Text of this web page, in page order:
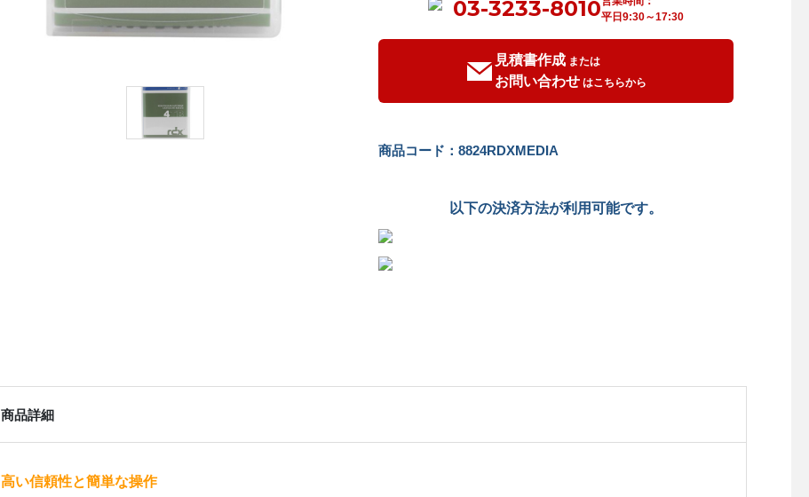
03-3233-8010平日9:30～17:30
見積書作成 または
お問い合わせ はこちらから
商品コード：8824RDXMEDIA
以下の決済方法が利用可能です。
商品詳細
高い信頼性と簡単な操作